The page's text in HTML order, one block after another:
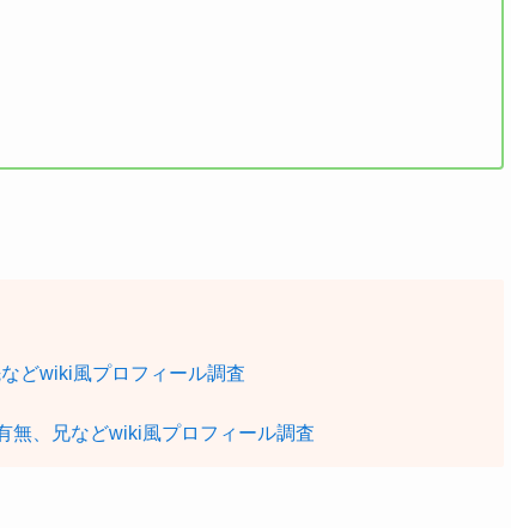
どwiki風プロフィール調査
無、兄などwiki風プロフィール調査